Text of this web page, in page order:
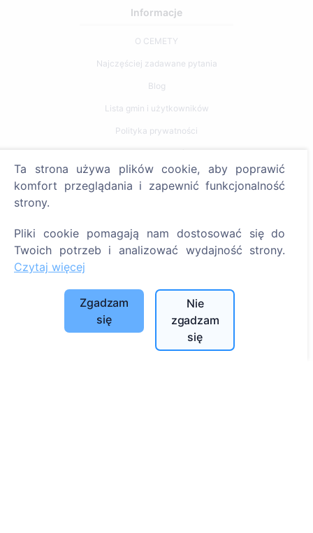
Informacje
O CEMETY
Najczęściej zadawane pytania
Blog
Lista gmin i użytkowników
Polityka prywatności
Polityka płatności
Ustawienia plików cookie
Szukaj zmarłych
Szukaj cmentarzy
Usługi
Kontakty
UAB "Kapinių valdymo sprendimai", 304241197
Ta strona używa plików cookie, aby poprawić
komfort przeglądania i zapewnić funkcjonalność
strony.
Pliki cookie pomagają nam dostosować się do
Twoich potrzeb i analizować wydajność strony.
Czytaj więcej
Zgadzam
się
Nie
zgadzam
się